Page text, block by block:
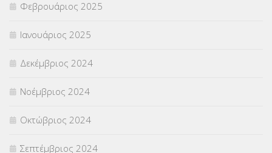
Φεβρουάριος 2025
Ιανουάριος 2025
Δεκέμβριος 2024
Νοέμβριος 2024
Οκτώβριος 2024
Σεπτέμβριος 2024